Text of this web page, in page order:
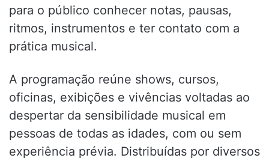
para o público conhecer notas, pausas,
ritmos, instrumentos e ter contato com a
prática musical.
A programação reúne shows, cursos,
oficinas, exibições e vivências voltadas ao
despertar da sensibilidade musical em
pessoas de todas as idades, com ou sem
experiência prévia. Distribuídas por diversos